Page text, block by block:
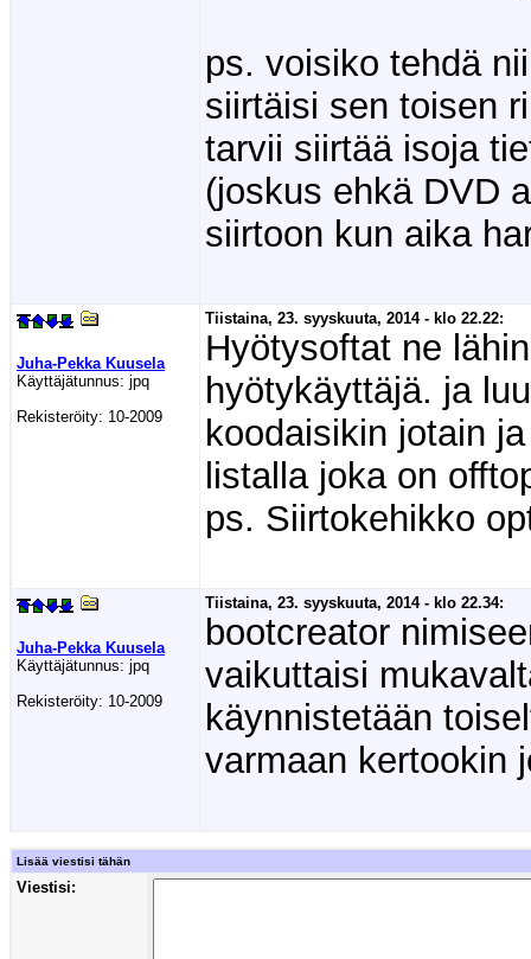
ps. voisiko tehdä
siirtäisi sen toisen
tarvii siirtää isoja
(joskus ehkä DVD
siirtoon kun aika
Juha-Pekka Kuusela
Käyttäjätunnus: jpq
Rekisteröity: 10-2009
Tiistaina, 23. syyskuuta, 2014 - klo 22.22:
Hyötysoftat ne
hyötykäyttäjä. ja
koodaisikin jotain
listalla joka on
ps. Siirtokehikko
Juha-Pekka Kuusela
Käyttäjätunnus: jpq
Rekisteröity: 10-2009
Tiistaina, 23. syyskuuta, 2014 - klo 22.34:
bootcreator
vaikuttaisi
käynnistetään
varmaan kertookin
Lisää viestisi tähän
Viestisi: